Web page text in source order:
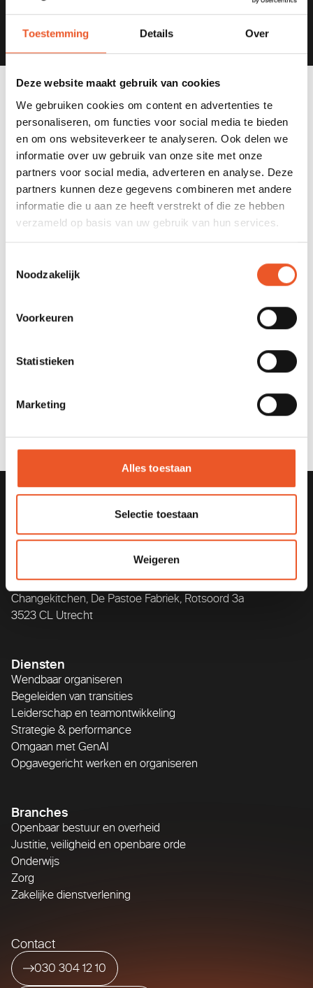
Toestemming Details Over
Deze website maakt gebruik van cookies
We gebruiken cookies om content en advertenties te
personaliseren, om functies voor social media te bieden
en om ons websiteverkeer te analyseren. Ook delen we
informatie over uw gebruik van onze site met onze
partners voor social media, adverteren en analyse. Deze
partners kunnen deze gegevens combineren met andere
informatie die u aan ze heeft verstrekt of die ze hebben
verzameld op basis van uw gebruik van hun services.
Noodzakelijk
Voorkeuren
Statistieken
Marketing
Alles toestaan
Selectie toestaan
Weigeren
Op al onze diensten zijn de algemene voorwaarden van
toepassing.
Inschrijven Agile Scrum Master
Facilitation Training
31 augustus 2026
2 dag(en)
Utrecht
Prijs
Changekitchen, De Pastoe Fabriek, Rotsoord 3a
3523 CL Utrecht
Diensten
Wendbaar organiseren
Begeleiden van transities
Leiderschap en teamontwikkeling
Strategie & performance
Omgaan met GenAI
Opgavegericht werken en organiseren
Branches
Openbaar bestuur en overheid
Justitie, veiligheid en openbare orde
Onderwijs
Zorg
Zakelijke dienstverlening
Contact
030 304 12 10